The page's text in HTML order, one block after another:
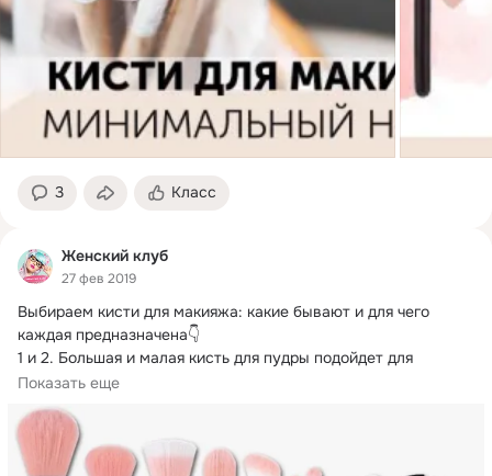
3 Класс
Женский клуб
27 фев 2019
Выбираем кисти для макияжа: какие бывают и для чего
каждая предназначена👇
1 и 2. Большая и малая кисть для пудры подойдет для
нанесения...
Показать еще